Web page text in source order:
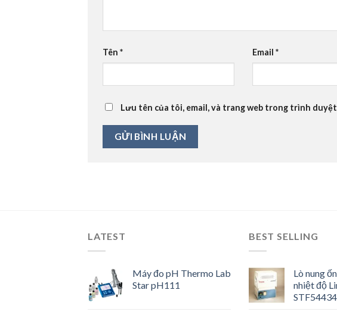
Tên * Email *
Lưu tên của tôi, email, và trang web trong trình
LATEST
Máy đo pH Thermo Lab
Star pH111
BEST SELLING
Lò nung
nhiệt độ